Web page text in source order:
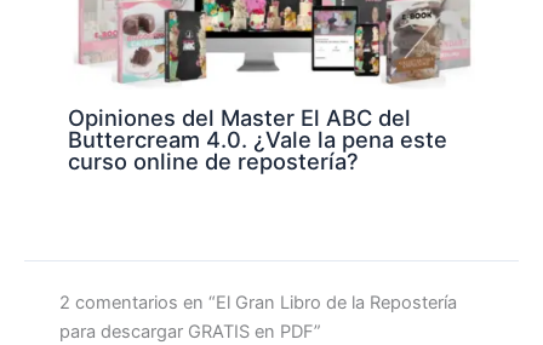
Opiniones del Master El ABC del
Buttercream 4.0. ¿Vale la pena este
curso online de repostería?
2 comentarios en “El Gran Libro de la Repostería
para descargar GRATIS en PDF”